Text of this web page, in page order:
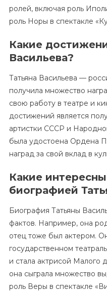
ролей, включая роль
роль Норы в спектакле
Какие
Васильева?
Татьяна Васильева —
получила множество
свою работу в театре и
достижений является
артистки СССР и
была удостоена Ордена
наград за свой вклад в
Какие
биографией
Биография Татьяны
фактов. Например, она
отец тоже был актером.
государственном
и стала актрисой Малого
она сыграла множество
роль Веры в спектакле